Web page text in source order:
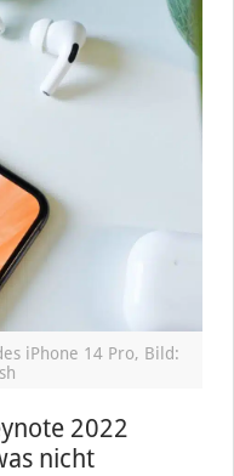
iPhone 14 Pro, Bild:
2022
nicht